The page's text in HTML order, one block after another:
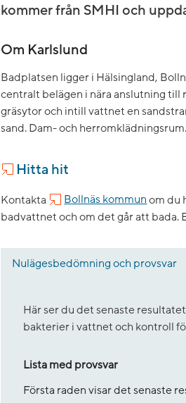
kommer från SMHI och
Om Karlslund
Badplatsen ligger i Hälsingland,
centralt belägen i nära anslutning till
gräsytor och intill vattnet en
sand. Dam- och herromklädningsrum.
Hitta hit
Kontakta Bollnäs kommun om du
badvattnet och om det går att bada.
Nulägesbedömning och provsvar
Här ser du det senaste
bakterier i vattnet och kontroll
Lista med provsvar
Första raden visar det senaste